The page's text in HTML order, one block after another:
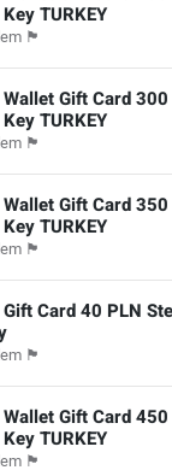
TURKEY
🏴
Gift Card 300
TURKEY
🏴
Gift Card 350
TURKEY
🏴
Card 40 PLN
🏴
Gift Card 450
TURKEY
🏴